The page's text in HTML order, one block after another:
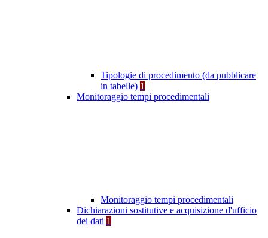
Tipologie di procedimento (da pubblicare
in tabelle) 1
Monitoraggio tempi procedimentali
Monitoraggio tempi procedimentali
Dichiarazioni sostitutive e acquisizione d'ufficio
dei dati 1